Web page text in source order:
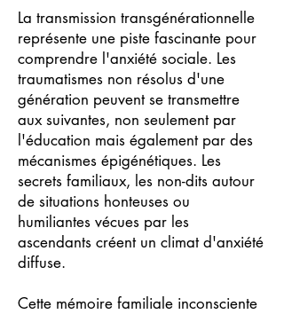
La transmission transgénérationnelle
représente une piste fascinante pour
comprendre l'anxiété sociale. Les
traumatismes non résolus d'une
génération peuvent se transmettre
aux suivantes, non seulement par
l'éducation mais également par des
mécanismes épigénétiques. Les
secrets familiaux, les non-dits autour
de situations honteuses ou
humiliantes vécues par les
ascendants créent un climat d'anxiété
diffuse.
Cette mémoire familiale inconsciente